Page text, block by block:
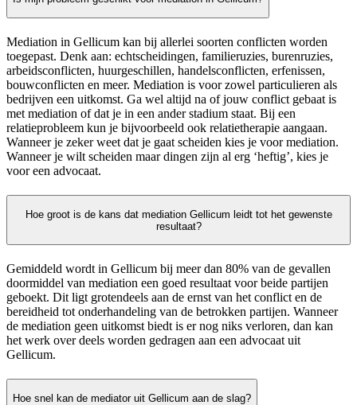
Mediation in Gellicum kan bij allerlei soorten conflicten worden
toegepast. Denk aan: echtscheidingen, familieruzies, burenruzies,
arbeidsconflicten, huurgeschillen, handelsconflicten, erfenissen,
bouwconflicten en meer. Mediation is voor zowel particulieren als
bedrijven een uitkomst. Ga wel altijd na of jouw conflict gebaat is
met mediation of dat je in een ander stadium staat. Bij een
relatieprobleem kun je bijvoorbeeld ook relatietherapie aangaan.
Wanneer je zeker weet dat je gaat scheiden kies je voor mediation.
Wanneer je wilt scheiden maar dingen zijn al erg ‘heftig’, kies je
voor een advocaat.
Hoe groot is de kans dat mediation Gellicum leidt tot het gewenste
resultaat?
Gemiddeld wordt in Gellicum bij meer dan 80% van de gevallen
doormiddel van mediation een goed resultaat voor beide partijen
geboekt. Dit ligt grotendeels aan de ernst van het conflict en de
bereidheid tot onderhandeling van de betrokken partijen. Wanneer
de mediation geen uitkomst biedt is er nog niks verloren, dan kan
het werk over deels worden gedragen aan een advocaat uit
Gellicum.
Hoe snel kan de mediator uit Gellicum aan de slag?